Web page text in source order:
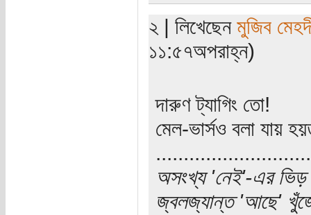
২ | লিখেছেন মুজিব
১১:৫৭অপরাহ্ন)
দারুণ ট্যাগিং তো!
মেল-ভার্সও বলা যায়
অসংখ্য 'নেই'-এর ভিড়
জ্বলজ্যান্ত 'আছে'